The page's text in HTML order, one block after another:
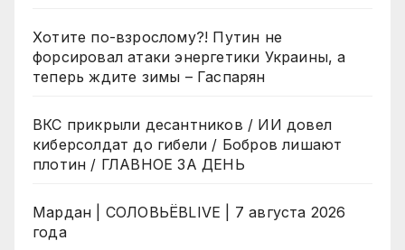
Хотите по-взрослому?! Путин не
форсировал атаки энергетики Украины, а
теперь ждите зимы – Гаспарян
ВКС прикрыли десантников / ИИ довел
киберсолдат до гибели / Бобров лишают
плотин / ГЛАВНОЕ ЗА ДЕНЬ
Мардан | СОЛОВЬЁВLIVE | 7 августа 2026
года